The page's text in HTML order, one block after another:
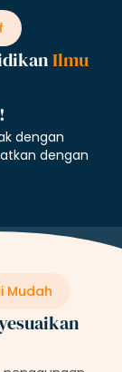
Ilmu
dengan
dengan
Mudah